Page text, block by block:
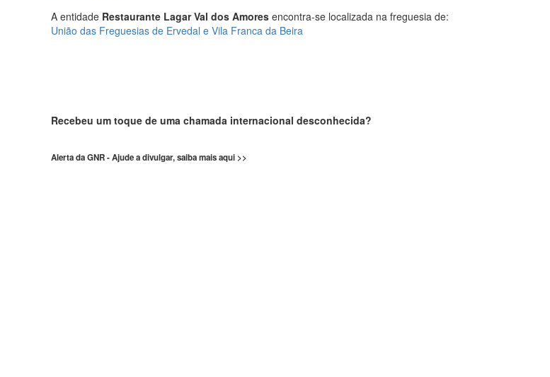
A entidade Restaurante Lagar Val dos Amores encontra-se localizada na freguesia de:
União das Freguesias de Ervedal e Vila Franca da Beira
Recebeu um toque de uma chamada internacional desconhecida?
Alerta da GNR - Ajude a divulgar, saiba mais aqui >>